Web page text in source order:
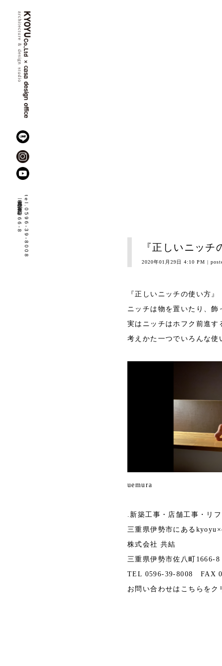
tel.0596-39-8008
三重県伊勢市佐八町
1666-8
『正しいニッチ
2020年01月29日 4:10 PM |
『正しいニッチの使い方』
ニッチは物を置いたり、
実はニッチはホフク前進す
考えかた一つでいろんな
uemura
.新築工事・店舗工事・リ
三重県伊勢市にある
株式会社 共結
三重県伊勢市佐八町1666-8
TEL 0596-39-8008 FAX
お問い合わせは こちら をク